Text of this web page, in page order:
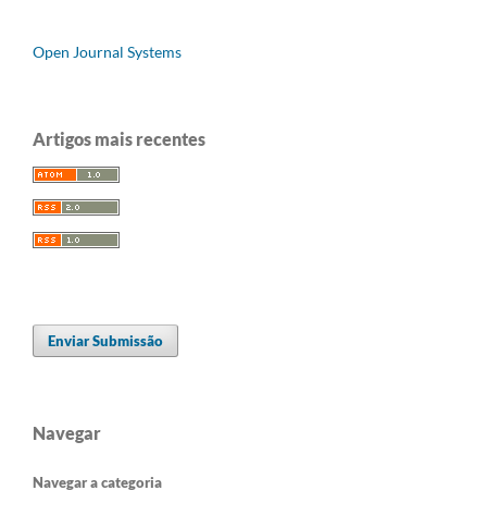
Open Journal Systems
Artigos mais recentes
Enviar Submissão
Navegar
Navegar a categoria